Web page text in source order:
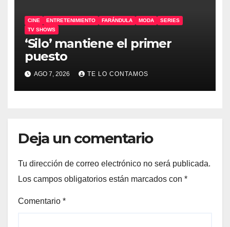
CINE ENTRETENIMIENTO FARÁNDULA MODA
SERIES
TV SHOWS
‘Silo’ mantiene el primer
puesto
AGO 7, 2026 TE LO CONTAMOS
Deja un comentario
Tu dirección de correo electrónico no será publicada.
Los campos obligatorios están marcados con *
Comentario *